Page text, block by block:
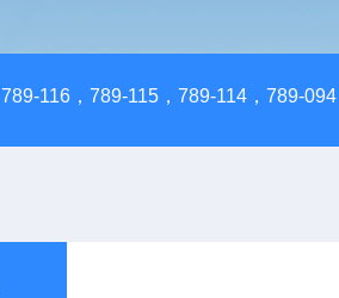
789-116，789-115，789-114，789-